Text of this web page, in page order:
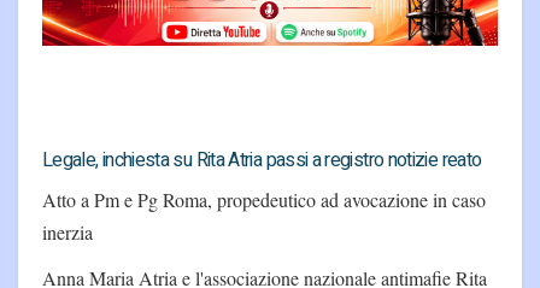
Legale, inchiesta su Rita Atria passi a registro notizie reato
Atto a Pm e Pg Roma, propedeutico ad avocazione in caso
inerzia
Anna Maria Atria e l'associazione nazionale antimafie Rita